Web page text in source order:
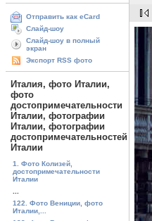
Отправить как eCard
Слайд-шоу
Слайд-шоу в полный
экран
Экспорт RSS фото
Италия, фото Италии,
фото
достопримечательности
Италии, фотографии
Италии, фотографии
достопримечательностей
Италии
1. Фото Колизей,
достопримечательности
Италии
122. Фото Вениции, фото
Италии,...